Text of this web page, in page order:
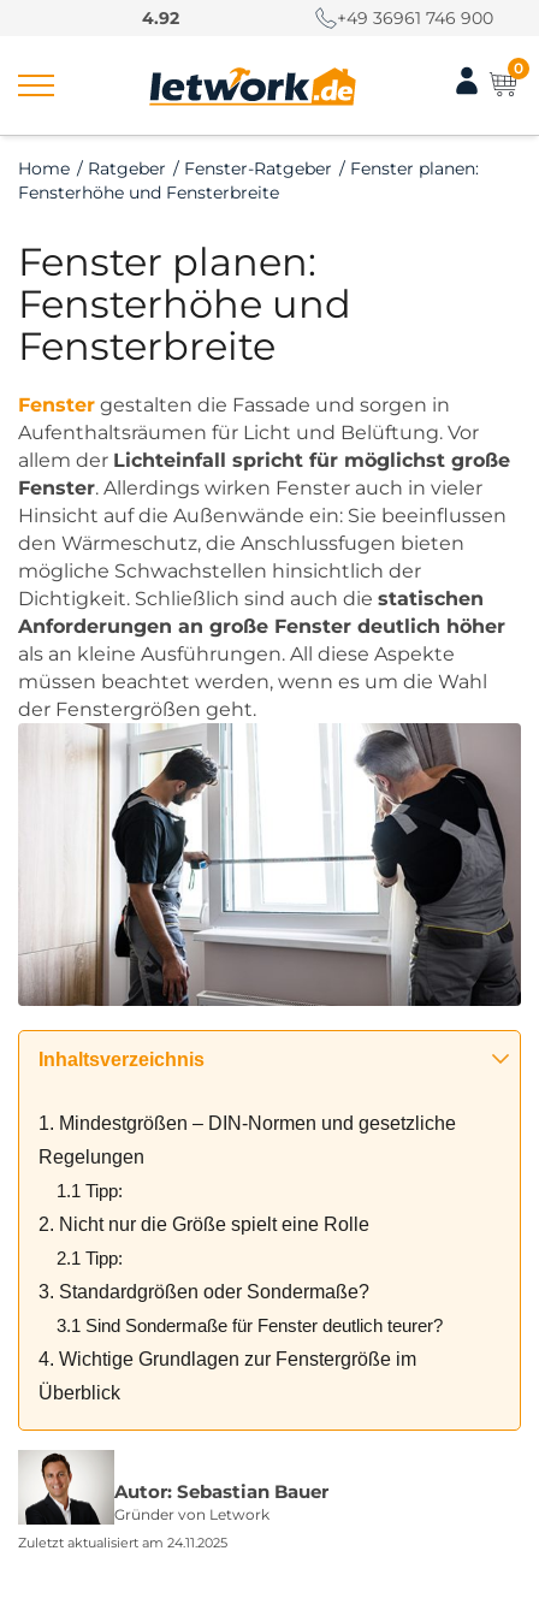
4.92 +49 36961 746 900
0
Home / Ratgeber / Fenster-Ratgeber / Fenster planen:
Fensterhöhe und Fensterbreite
Fenster planen:
Fensterhöhe und
Fensterbreite
Fenster gestalten die Fassade und sorgen in
Aufenthaltsräumen für Licht und Belüftung. Vor
allem der Lichteinfall spricht für möglichst große
Fenster. Allerdings wirken Fenster auch in vieler
Hinsicht auf die Außenwände ein: Sie beeinflussen
den Wärmeschutz, die Anschlussfugen bieten
mögliche Schwachstellen hinsichtlich der
Dichtigkeit. Schließlich sind auch die statischen
Anforderungen an große Fenster deutlich höher
als an kleine Ausführungen. All diese Aspekte
müssen beachtet werden, wenn es um die Wahl
der Fenstergrößen geht.
Inhaltsverzeichnis
1. Mindestgrößen – DIN-Normen und gesetzliche
Regelungen
1.1 Tipp:
2. Nicht nur die Größe spielt eine Rolle
2.1 Tipp:
3. Standardgrößen oder Sondermaße?
3.1 Sind Sondermaße für Fenster deutlich teurer?
4. Wichtige Grundlagen zur Fenstergröße im
Überblick
Autor: Sebastian Bauer
Gründer von Letwork
Zuletzt aktualisiert am 24.11.2025